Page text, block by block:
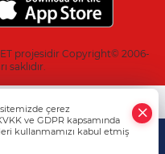
projesidir Copyright© 2006-
saklıdır.
çerez
ve GDPR kapsamında
kullanmamızı kabul etmiş